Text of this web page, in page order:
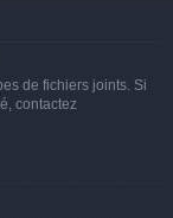
de fichiers joints. Si
contactez